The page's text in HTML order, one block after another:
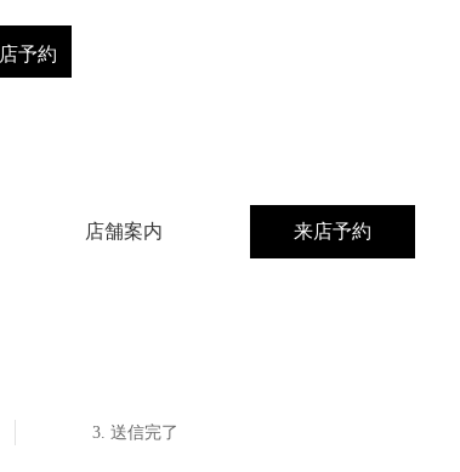
店舗案内 来店予約
予約
送信完了